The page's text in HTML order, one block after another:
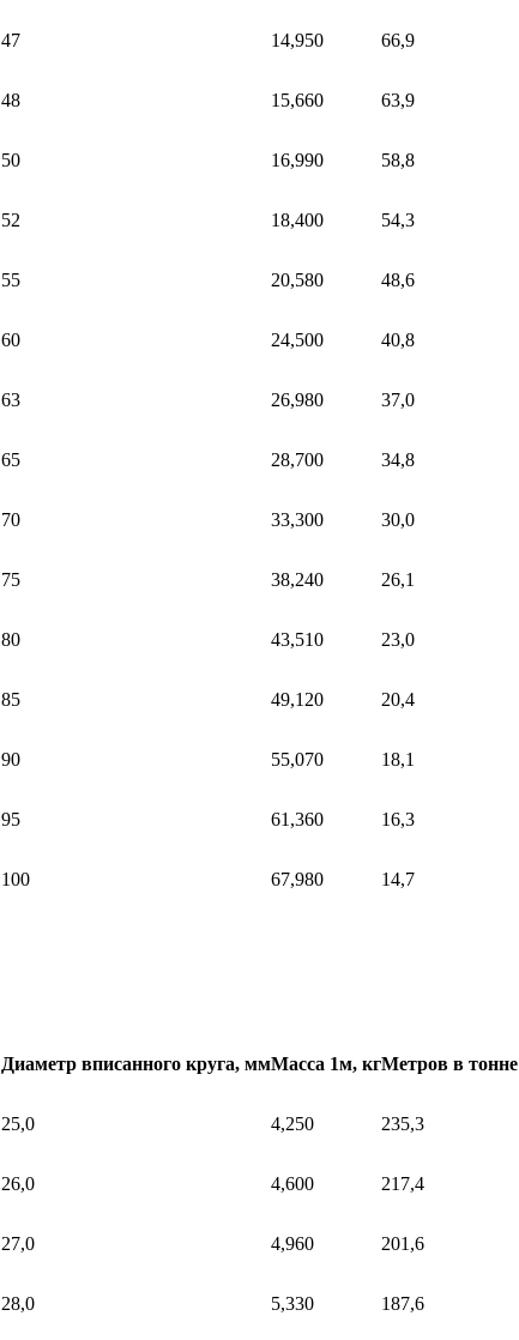
47 14,950 66,9
48 15,660 63,9
50 16,990 58,8
52 18,400 54,3
55 20,580 48,6
60 24,500 40,8
63 26,980 37,0
65 28,700 34,8
70 33,300 30,0
75 38,240 26,1
80 43,510 23,0
85 49,120 20,4
90 55,070 18,1
95 61,360 16,3
100 67,980 14,7
Диаметр вписанного круга, ммМасса 1м, кгМетров в тонне
25,0 4,250 235,3
26,0 4,600 217,4
27,0 4,960 201,6
28,0 5,330 187,6